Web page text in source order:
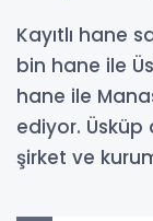
Kayıtlı hane
bin hane ile
hane ile
ediyor.
şirket ve